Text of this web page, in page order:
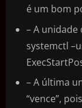
é um bom
– A unidade
systemctl
– A última
“vence”,